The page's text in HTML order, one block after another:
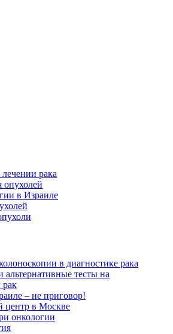
рака
опухолей
в Израиле
в диагностике рака
альтернативные тесты на
рак
– не приговор!
центр в Москве
онкологии